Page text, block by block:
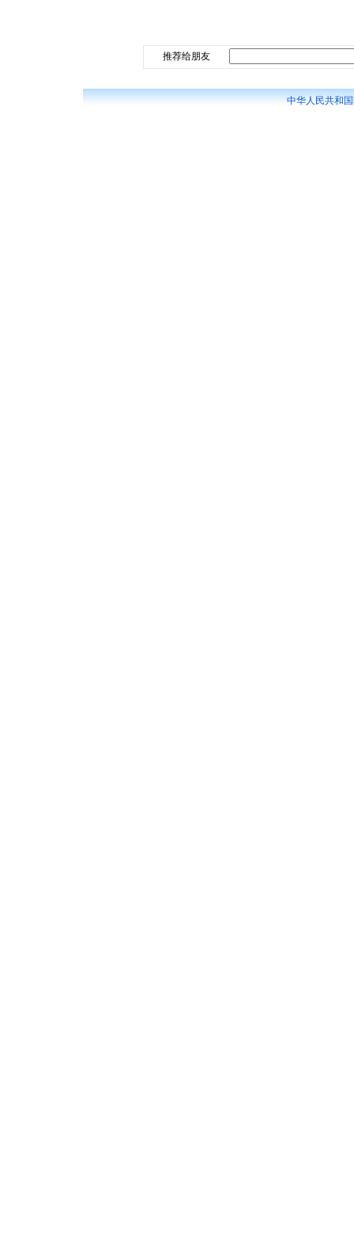
推荐给朋友
中华人民共和